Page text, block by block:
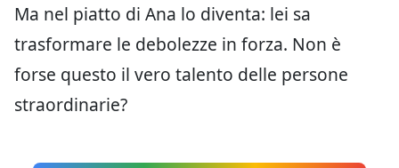
Ma nel piatto di Ana lo diventa: lei sa
trasformare le debolezze in forza. Non è
forse questo il vero talento delle persone
straordinarie?